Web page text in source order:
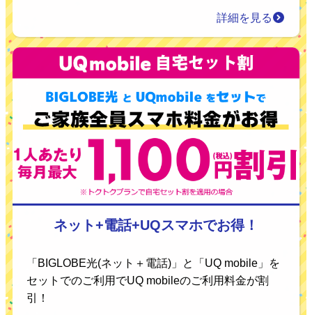
詳細を見る
ネット+電話+UQスマホでお得！
「BIGLOBE光(ネット＋電話)」と「UQ mobile」を
セットでのご利用でUQ mobileのご利用料金が割
引！